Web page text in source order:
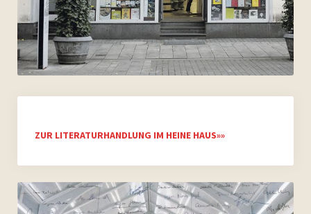
Bilder
Videos
Presse
Kontakt
Impressum
ZUR LITERATURHANDLUNG IM HEINE HAUS»»